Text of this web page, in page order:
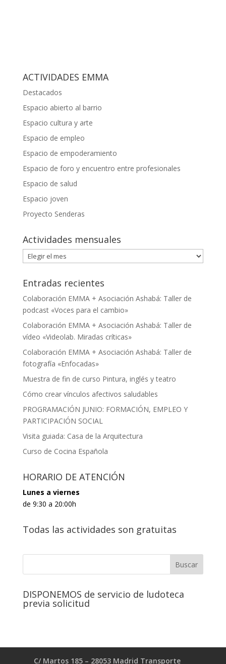
ACTIVIDADES EMMA
Destacados
Espacio abierto al barrio
Espacio cultura y arte
Espacio de empleo
Espacio de empoderamiento
Espacio de foro y encuentro entre profesionales
Espacio de salud
Espacio joven
Proyecto Senderas
Actividades mensuales
Actividades
mensuales
Entradas recientes
Colaboración EMMA + Asociación Ashabá: Taller de
podcast «Voces para el cambio»
Colaboración EMMA + Asociación Ashabá: Taller de
vídeo «Videolab. Miradas críticas»
Colaboración EMMA + Asociación Ashabá: Taller de
fotografía «Enfocadas»
Muestra de fin de curso Pintura, inglés y teatro
Cómo crear vínculos afectivos saludables
PROGRAMACIÓN JUNIO: FORMACIÓN, EMPLEO Y
PARTICIPACIÓN SOCIAL
Visita guiada: Casa de la Arquitectura
Curso de Cocina Española
HORARIO DE ATENCIÓN
Lunes a viernes
de 9:30 a 20:00h
Todas las actividades son gratuitas
DISPONEMOS de servicio de ludoteca
previa solicitud
C/ Martos 185 – 28053 Madrid Transporte